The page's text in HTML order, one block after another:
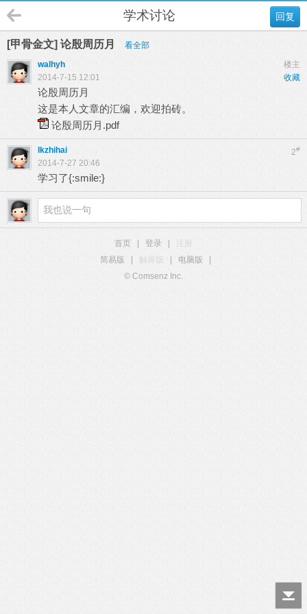
回复
学术讨论
[甲骨金文] 论殷周历月
看全部
楼主
walhyh
收藏
2014-7-15 12:01
论殷周历月
这是本人文章的汇编，欢迎拍砖。
论殷周历月.pdf
2#
lkzhihai
2014-7-27 20:46
学习了{:smile:}
首页 登录
简易版
触屏版 电脑版
© Comsenz Inc.